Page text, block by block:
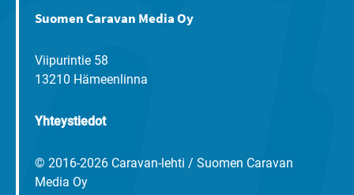
Suomen Caravan Media Oy
Viipurintie 58
13210 Hämeenlinna
Yhteystiedot
© 2016-2026 Caravan-lehti / Suomen Caravan
Media Oy